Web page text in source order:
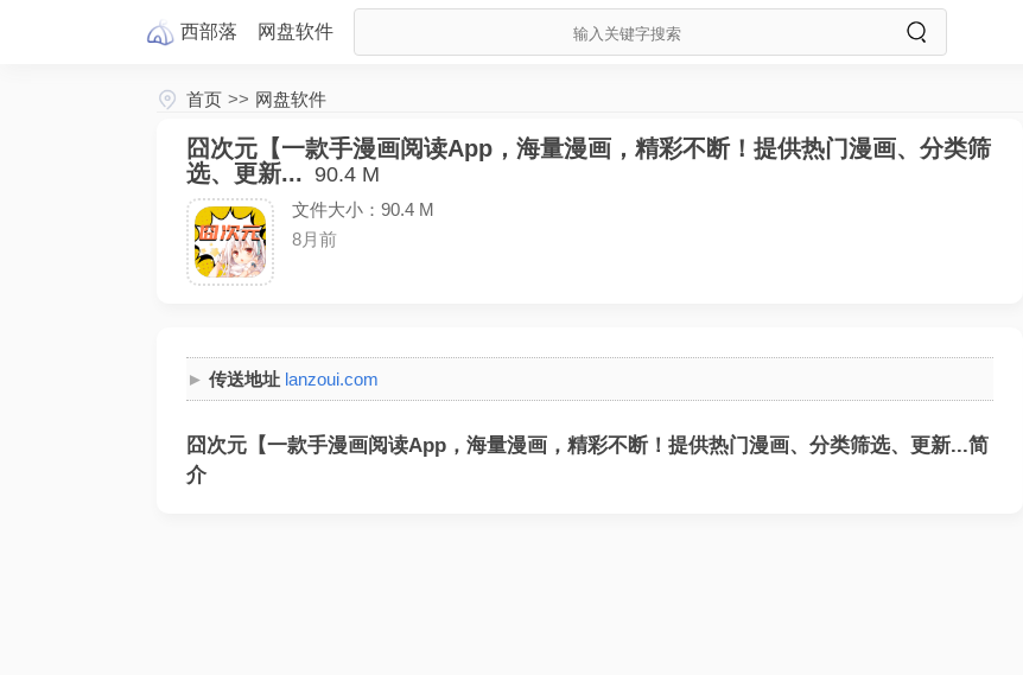
西部落 网盘软件
首页 >> 网盘软件
囧次元【一款手漫画阅读App，海量漫画，精彩不断！提供热门漫画、分类筛
选、更新... 90.4 M
文件大小：90.4 M
8月前
传送地址 lanzoui.com
囧次元【一款手漫画阅读App，海量漫画，精彩不断！提供热门漫画、分类筛选、更新...简
介